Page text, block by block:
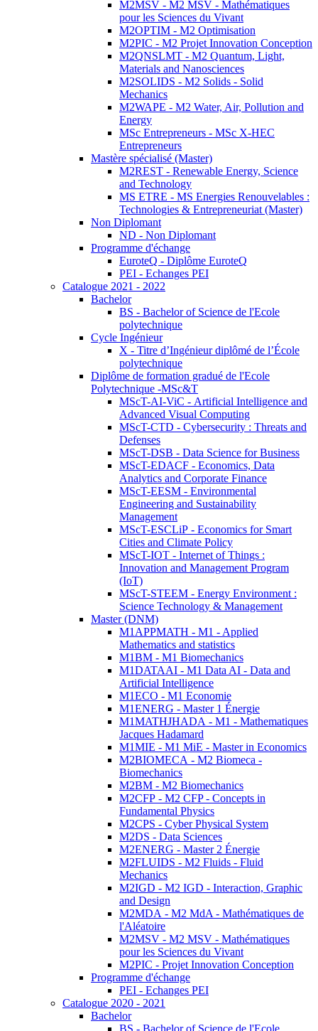
M2MSV - M2 MSV - Mathématiques
pour les Sciences du Vivant
M2OPTIM - M2 Optimisation
M2PIC - M2 Projet Innovation Conception
M2QNSLMT - M2 Quantum, Light,
Materials and Nanosciences
M2SOLIDS - M2 Solids - Solid
Mechanics
M2WAPE - M2 Water, Air, Pollution and
Energy
MSc Entrepreneurs - MSc X-HEC
Entrepreneurs
Mastère spécialisé (Master)
M2REST - Renewable Energy, Science
and Technology
MS ETRE - MS Energies Renouvelables :
Technologies & Entrepreneuriat (Master)
Non Diplomant
ND - Non Diplomant
Programme d'échange
EuroteQ - Diplôme EuroteQ
PEI - Echanges PEI
Catalogue 2021 - 2022
Bachelor
BS - Bachelor of Science de l'Ecole
polytechnique
Cycle Ingénieur
X - Titre d’Ingénieur diplômé de l’École
polytechnique
Diplôme de formation gradué de l'Ecole
Polytechnique -MSc&T
MScT-AI-ViC - Artificial Intelligence and
Advanced Visual Computing
MScT-CTD - Cybersecurity : Threats and
Defenses
MScT-DSB - Data Science for Business
MScT-EDACF - Economics, Data
Analytics and Corporate Finance
MScT-EESM - Environmental
Engineering and Sustainability
Management
MScT-ESCLiP - Economics for Smart
Cities and Climate Policy
MScT-IOT - Internet of Things :
Innovation and Management Program
(IoT)
MScT-STEEM - Energy Environment :
Science Technology & Management
Master (DNM)
M1APPMATH - M1 - Applied
Mathematics and statistics
M1BM - M1 Biomechanics
M1DATAAI - M1 Data AI - Data and
Artificial Intelligence
M1ECO - M1 Economie
M1ENERG - Master 1 Énergie
M1MATHJHADA - M1 - Mathematiques
Jacques Hadamard
M1MIE - M1 MiE - Master in Economics
M2BIOMECA - M2 Biomeca -
Biomechanics
M2BM - M2 Biomechanics
M2CFP - M2 CFP - Concepts in
Fundamental Physics
M2CPS - Cyber Physical System
M2DS - Data Sciences
M2ENERG - Master 2 Énergie
M2FLUIDS - M2 Fluids - Fluid
Mechanics
M2IGD - M2 IGD - Interaction, Graphic
and Design
M2MDA - M2 MdA - Mathématiques de
l'Aléatoire
M2MSV - M2 MSV - Mathématiques
pour les Sciences du Vivant
M2PIC - Projet Innovation Conception
Programme d'échange
PEI - Echanges PEI
Catalogue 2020 - 2021
Bachelor
BS - Bachelor of Science de l'Ecole